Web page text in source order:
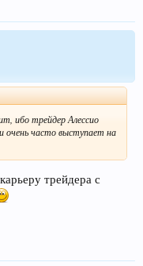
ибо трейдер Алессио
очень часто выступает на
трейдера с